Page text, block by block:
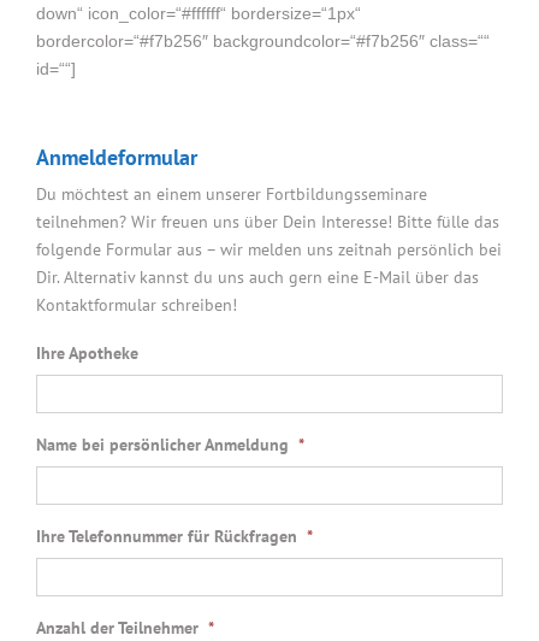
down“ icon_color=“#ffffff“ bordersize=“1px“
bordercolor=“#f7b256″ backgroundcolor=“#f7b256″ class=““
id=““]
Anmeldeformular
Du möchtest an einem unserer Fortbildungsseminare
teilnehmen? Wir freuen uns über Dein Interesse! Bitte fülle das
folgende Formular aus – wir melden uns zeitnah persönlich bei
Dir. Alternativ kannst du uns auch gern eine E-Mail über das
Kontaktformular schreiben!
Ihre Apotheke
Name bei persönlicher Anmeldung *
Ihre Telefonnummer für Rückfragen *
Anzahl der Teilnehmer *